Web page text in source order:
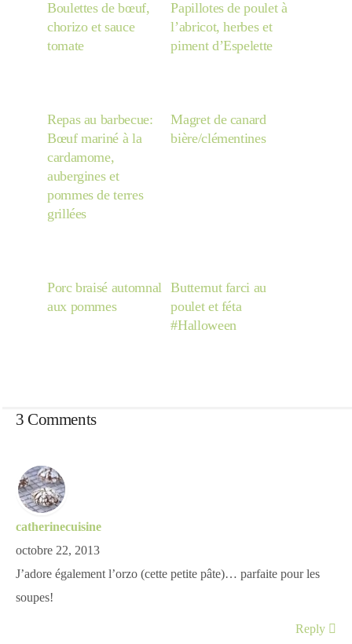
Boulettes de bœuf,
chorizo et sauce
tomate
Papillotes de poulet à
l’abricot, herbes et
piment d’Espelette
Repas au barbecue:
Bœuf mariné à la
cardamome,
aubergines et
pommes de terres
grillées
Magret de canard
bière/clémentines
Porc braisé automnal
aux pommes
Butternut farci au
poulet et féta
#Halloween
3 Comments
catherinecuisine
octobre 22, 2013
J’adore également l’orzo (cette petite pâte)… parfaite pour les
soupes!
Reply